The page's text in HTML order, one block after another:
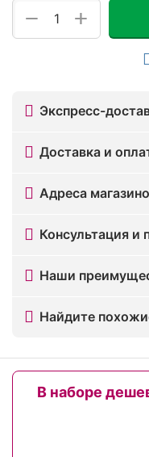
+
−
Экспресс-
Доставка и
Адреса
Консультация и
Наши
Найдите
В наборе